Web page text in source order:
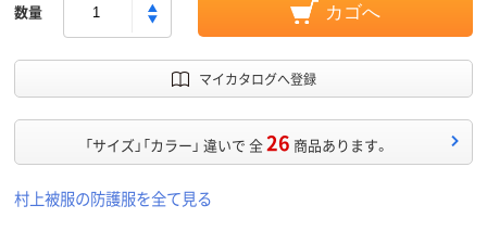
数量 カゴへ
マイカタログへ登録
「サイズ」「カラー」 違いで 全26 商品あります。
村上被服の防護服を全て見る